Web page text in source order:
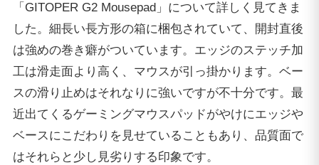
「GITOPER G2 Mousepad」について詳しく見てきま
した。細長い長方形の箱に梱包されていて、開封直後
は強めの巻き癖がついています。エッジのステッチ加
工は滑走面より高く、マウスが引っ掛かります。ベー
スの滑り止めはそれなりに強いですが不十分です。最
近出てくるゲーミングマウスパッドがやけにエッジや
ベースにこだわりを見せていることもあり、品質面で
はそれらと少し見劣りする印象です。